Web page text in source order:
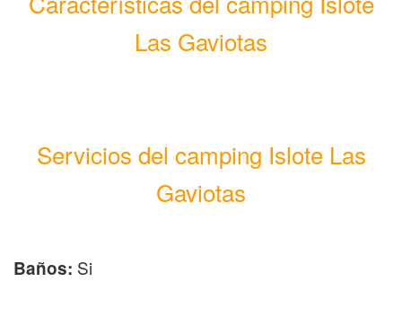
Las Gaviotas
Servicios del camping Islote Las
Gaviotas
Baños: Si